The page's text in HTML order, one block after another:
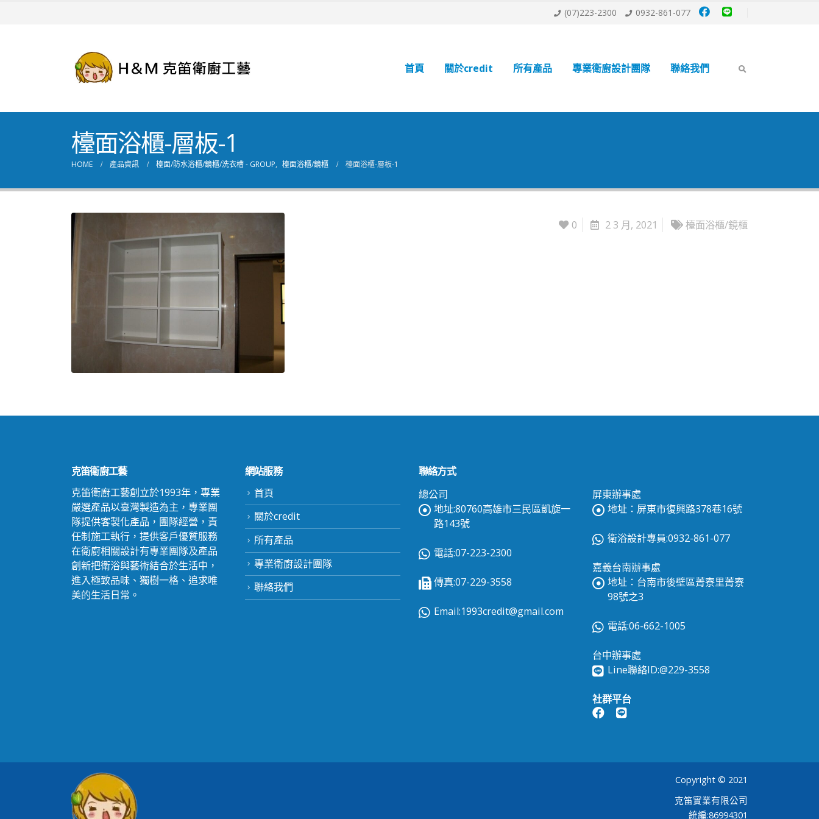
(07)223-2300 0932-861-077
首頁 關於credit 所有產品 專業衛廚設計團隊 聯絡我們
檯面浴櫃-層板-1
HOME 產品資訊 檯面/防水浴櫃/鏡櫃/洗衣槽 - GROUP, 檯面浴櫃/鏡櫃 檯面浴櫃-層板-1
0 2 3 月, 2021 檯面浴櫃/鏡櫃
克笛衛廚工藝
克笛衛廚工藝創立於1993年，專業
嚴選產品以臺灣製造為主，專業團
隊提供客製化產品，團隊經營，責
任制施工執行，提供客戶優質服務
在衛廚相關設計有專業團隊及產品
創新把衛浴與藝術結合於生活中，
進入極致品味、獨樹一格、追求唯
美的生活日常。
網站服務
首頁
關於credit
所有產品
專業衛廚設計團隊
聯絡我們
聯絡方式
總公司
地址:80760高雄市三民區凱旋一
路143號
電話:07-223-2300
傳真:07-229-3558
Email:1993credit@gmail.com
屏東辦事處
地址：屏東市復興路378巷16號
衛浴設計專員:0932-861-077
嘉義台南辦事處
地址：台南市後壁區菁寮里菁寮
98號之3
電話:06-662-1005
台中辦事處
Line聯絡ID:@229-3558
社群平台
Copyright © 2021
克笛實業有限公司
統編:86994301